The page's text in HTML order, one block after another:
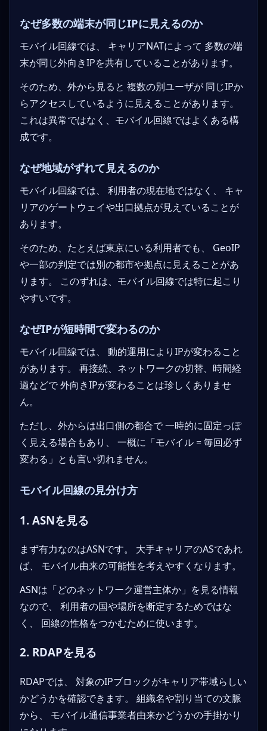
なぜ多数の端末が同じIPに見えるのか
モバイル回線では、 キャリアNATによって 多数の端
末が同じ外向きIPを共有していることがあります。
そのため、外から見ると 複数の別ユーザが 同じIPか
らアクセスしているように見えることがあります。
これは異常ではなく、モバイル回線ではよくある構
成です。
なぜ地域がずれて見えるのか
モバイル回線では、 利用者の現在地ではなく、 キャ
リアのゲートウェイや出口拠点が見えていることが
あります。
そのため、たとえば東京にいる利用者でも、 GeoIP
や一部の判定では別の都市や拠点に見えることがあ
ります。 このずれは、モバイル回線では特に起こり
やすいです。
なぜIPが短時間で変わるのか
モバイル回線では、 動的運用によりIPが変わること
があります。 再接続、ネットワークの切替、時間経
過などで 外向きIPが変わることは珍しくありませ
ん。
ただし、外からは出口側の都合で 一時的に固定っぽ
く見える場合もあり、 一概に「モバイル = 毎回必ず
変わる」とも言い切れません。
モバイル回線の見分け方
1. ASNを見る
まず有力なのはASNです。 大手キャリアのASであれ
ば、 モバイル由来の可能性を考えやすくなります。
ASNは「どのネットワーク運営主体か」を見る情報
なので、 利用者の国や場所を断定するためではな
く、 回線の性格をつかむために使います。
2. RDAPを見る
RDAPでは、 対象のIPブロックがキャリア帯域らしい
かどうかを確認できます。 組織名や割り当ての文脈
から、 モバイル通信事業者由来かどうかの手掛かり